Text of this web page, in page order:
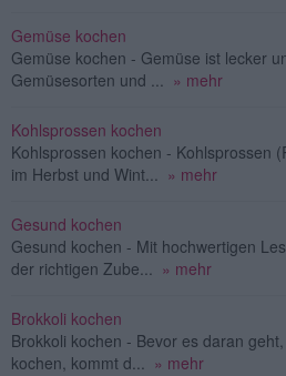
Gemüse kochen
Gemüse kochen - Gemüse ist lecker
Gemüsesorten und ... » mehr
Kohlsprossen kochen
Kohlsprossen kochen - Kohlsprossen
im Herbst und Wint... » mehr
Gesund kochen
Gesund kochen - Mit hochwertigen
der richtigen Zube... » mehr
Brokkoli kochen
Brokkoli kochen - Bevor es daran
kochen, kommt d... » mehr